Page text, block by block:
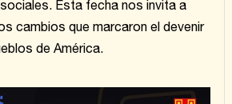
Esta fecha nos invita a
cambios que marcaron el devenir
de América.